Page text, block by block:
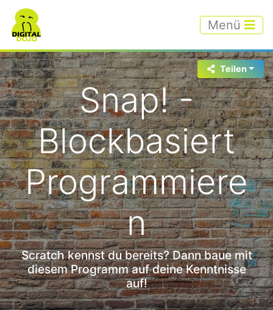
Menü
Teilen
Snap! -
Blockbasiert
Programmiere
n
Scratch kennst du bereits? Dann baue mit
diesem Programm auf deine Kenntnisse
auf!